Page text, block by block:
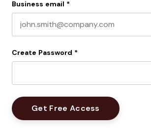
Business email *
Create Password *